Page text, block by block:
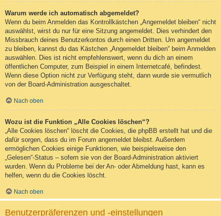
Warum werde ich automatisch abgemeldet?
Wenn du beim Anmelden das Kontrollkästchen „Angemeldet bleiben“ nicht
auswählst, wirst du nur für eine Sitzung angemeldet. Dies verhindert den
Missbrauch deines Benutzerkontos durch einen Dritten. Um angemeldet
zu bleiben, kannst du das Kästchen „Angemeldet bleiben“ beim Anmelden
auswählen. Dies ist nicht empfehlenswert, wenn du dich an einem
öffentlichen Computer, zum Beispiel in einem Internetcafé, befindest.
Wenn diese Option nicht zur Verfügung steht, dann wurde sie vermutlich
von der Board-Administration ausgeschaltet.
Nach oben
Wozu ist die Funktion „Alle Cookies löschen“?
„Alle Cookies löschen“ löscht die Cookies, die phpBB erstellt hat und die
dafür sorgen, dass du im Forum angemeldet bleibst. Außerdem
ermöglichen Cookies einige Funktionen, wie beispielsweise den
„Gelesen“-Status – sofern sie von der Board-Administration aktiviert
wurden. Wenn du Probleme bei der An- oder Abmeldung hast, kann es
helfen, wenn du die Cookies löscht.
Nach oben
Benutzerpräferenzen und -einstellungen